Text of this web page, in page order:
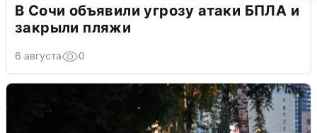
В Сочи объявили угрозу атаки БПЛА и
закрыли пляжи
6 августа 0